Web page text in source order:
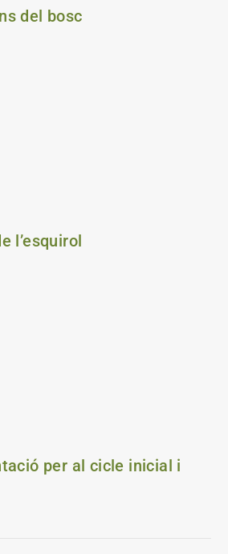
del bosc
l’esquirol
per al cicle inicial i